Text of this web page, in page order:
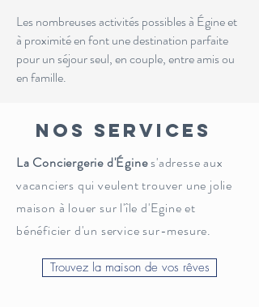
Les nombreuses activités possibles à Égine et
à proximité en font une destination parfaite
pour un séjour seul, en couple, entre amis ou
en famille.
NOS SERVICES
La Conciergerie d'Égines'adresse aux
vacanciers quiveulent trouver une jolie
maison à louer sur l'île d'Egine et
bénéficier d'un service sur-mesure.
Trouvez la maison de vos rêves